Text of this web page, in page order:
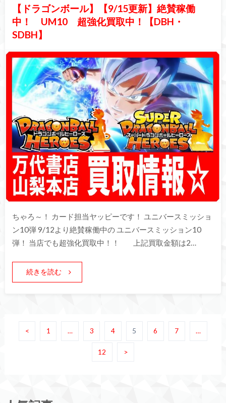
【ドラゴンボール】【9/15更新】絶賛稼働
中！ UM10 超強化買取中！【DBH・
SDBH】
ちゃろ～！ カード担当ヤッピーです！ ユニバースミッショ
ン10弾 9/12より絶賛稼働中の ユニバースミッション10
弾！ 当店でも超強化買取中！！ 上記買取金額は2…
続きを読む
< 1 … 3 4 5 6 7 …
12 >